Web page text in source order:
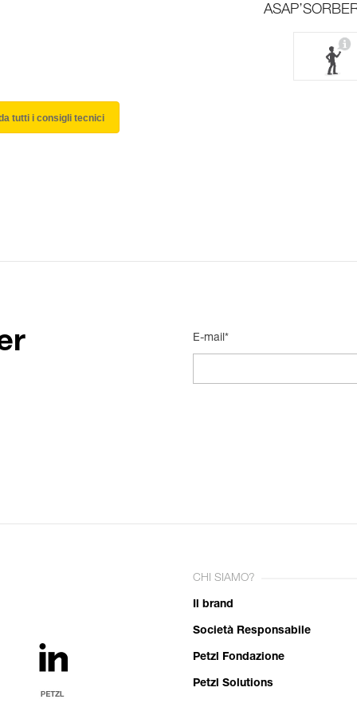
tutti i consigli tecnici
E-mail*
CHI SIAMO?
Il brand
Società Responsabile
Petzl Fondazione
Petzl Solutions